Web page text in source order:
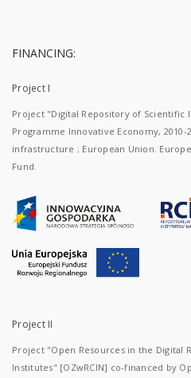
FINANCING:
Project I
Project "Digital Repository of Scientific
Programme Innovative Economy, 2010-
infrastructure ; European Union.
Fund.
Project II
Project "Open Resources in the Digital
Institutes" [OZwRCIN] co-financed by